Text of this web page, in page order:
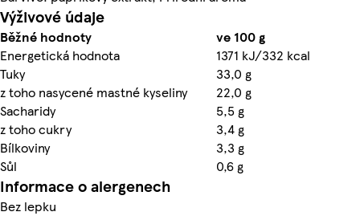
Výživové údaje
Běžné hodnoty
ve 100 g
Energetická hodnota
1371 kJ/332 kcal
Tuky
33,0 g
z toho nasycené mastné kyseliny
22,0 g
Sacharidy
5,5 g
z toho cukry
3,4 g
Bílkoviny
3,3 g
Sůl
0,6 g
Informace o alergenech
Bez lepku